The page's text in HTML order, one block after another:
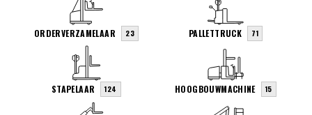
ORDERVERZAMELAAR 23 PALLETTRUCK 71
STAPELAAR 124 HOOGBOUWMACHINE 15